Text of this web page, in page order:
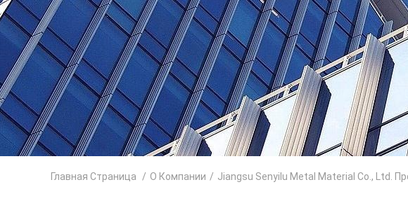
Главная Страница / О Компании / Jiangsu Senyilu Metal Material Co., Ltd.